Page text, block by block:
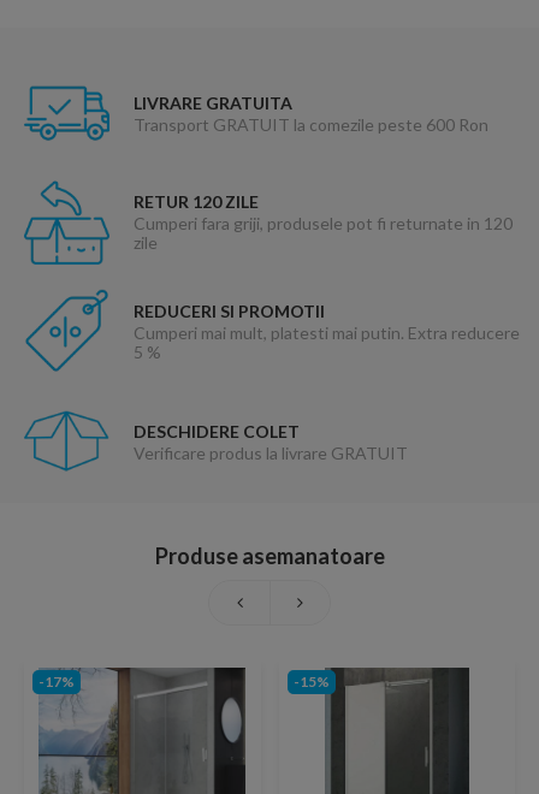
LIVRARE GRATUITA
Transport GRATUIT la comezile peste 600 Ron
RETUR 120 ZILE
Cumperi fara griji, produsele pot fi returnate in 120
zile
REDUCERI SI PROMOTII
Cumperi mai mult, platesti mai putin. Extra reducere
5 %
DESCHIDERE COLET
Verificare produs la livrare GRATUIT
Produse asemanatoare
-17% -15%